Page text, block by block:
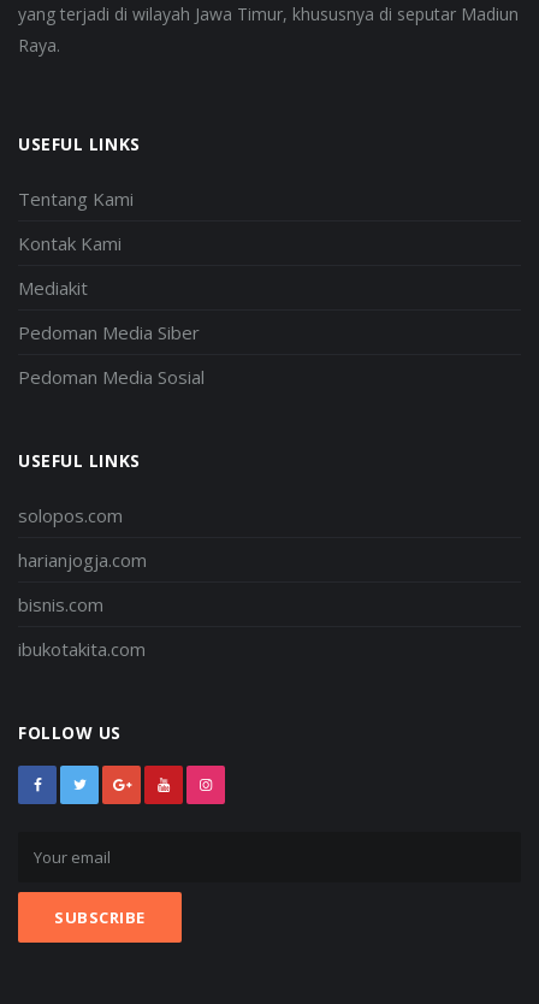
yang terjadi di wilayah Jawa Timur, khususnya di seputar Madiun
Raya.
USEFUL LINKS
Tentang Kami
Kontak Kami
Mediakit
Pedoman Media Siber
Pedoman Media Sosial
USEFUL LINKS
solopos.com
harianjogja.com
bisnis.com
ibukotakita.com
FOLLOW US